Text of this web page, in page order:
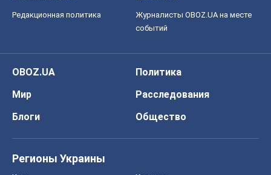
Редакционная политика
Журналисты OBOZ.UA на месте
событий
OBOZ.UA
Политика
Мир
Расследования
Блоги
Общество
Регионы Украины